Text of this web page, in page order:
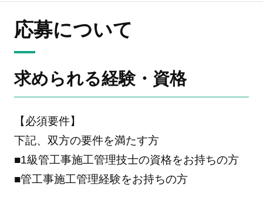
応募について
求められる経験・資格
【必須要件】
下記、双方の要件を満たす方
■1級管工事施工管理技士の資格をお持ちの方
■管工事施工管理経験をお持ちの方